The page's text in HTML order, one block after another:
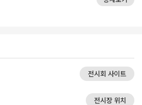
전시회 사이트
전시장 위치